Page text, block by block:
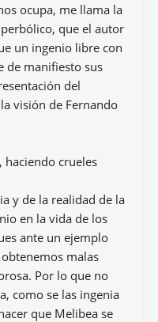
ocupa, me llama la
que el autor
un ingenio libre con
de manifiesto sus
del
visión de Fernando
haciendo crueles
y de la realidad de la
en la vida de los
ante un ejemplo
malas
Por lo que no
como se las ingenia
que Melibea se